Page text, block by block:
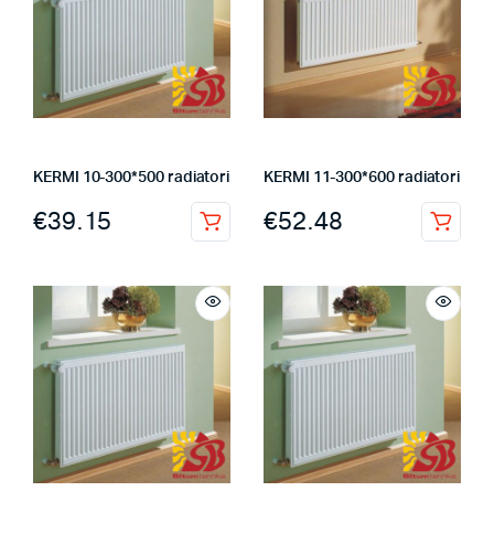
KERMI 10-300*500 radiatori
€39.15
KERMI 11-300*600 radiatori
€52.48